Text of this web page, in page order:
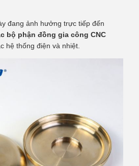
đang ảnh hưởng trực tiếp đến
bộ phận đồng gia công CNC
hệ thống điện và nhiệt.